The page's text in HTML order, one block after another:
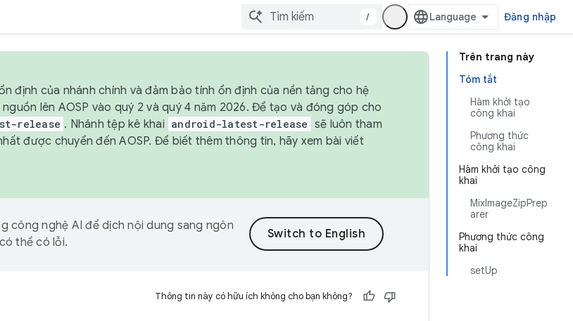
/ Đăng nhập
Trên trang này
Tóm tắt
Hàm khởi tạo
công khai
Phương thức
công khai
Hàm khởi tạo công
khai
MixImageZipPrep
arer
Phương thức công
khai
setUp
định của nhánh chính và đảm bảo tính ổn định của nền tảng cho hệ
lên AOSP vào quý 2 và quý 4 năm 2026. Để tạo và đóng góp cho
release . Nhánh tệp kê khai android-latest-release sẽ luôn tham
được chuyển đến AOSP. Để biết thêm thông tin, hãy xem bài viết
công nghệ AI để dịch nội dung sang ngôn
thể có lỗi.
Thông tin này có hữu ích không cho bạn không?